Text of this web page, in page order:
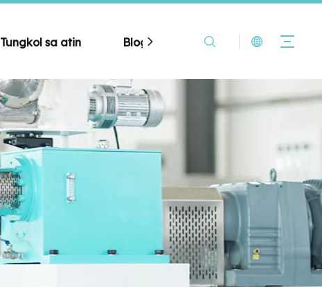
Tungkol sa atin Blog Makipag-ugnayan sa